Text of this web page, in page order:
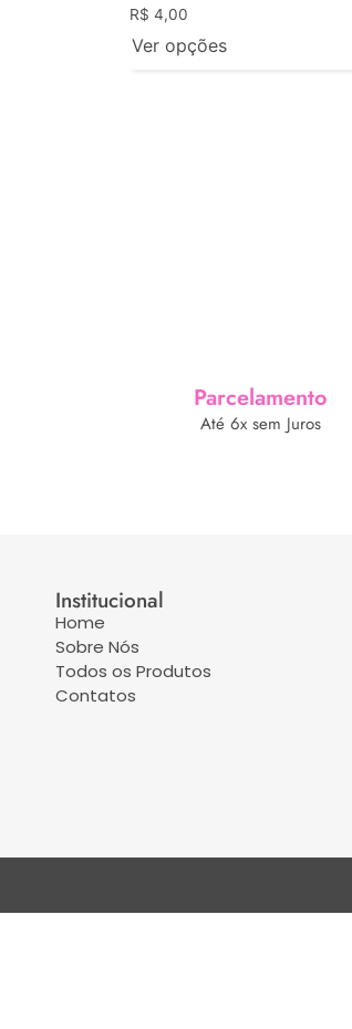
R$ 4,00
Ver opções
Até 6x sem Juros
Sobre Nós
Todos os Produtos
Contatos